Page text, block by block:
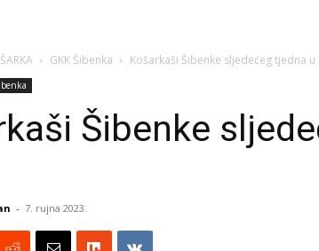
GKK Šibenka Košarkaši Šibenke sljedećeg tjedna u
Šibenke
- 7. rujna 2023.